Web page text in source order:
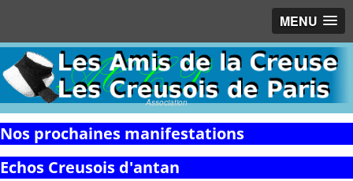
MENU
Association
Nos prochaines manifestations
Echos Creusois d'antan